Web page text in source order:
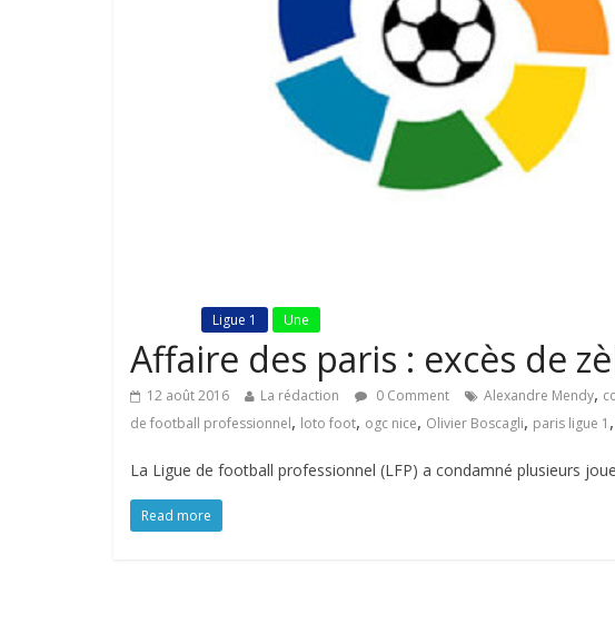
Ligue 1 Une
Affaire des paris : excès de
12 août 2016 La rédaction 0 Comment Alexandre Mendy,
de football professionnel, loto foot, ogc nice, Olivier Boscagli, paris ligue 1 ,
La Ligue de football professionnel (LFP) a condamné plusieurs
Read more